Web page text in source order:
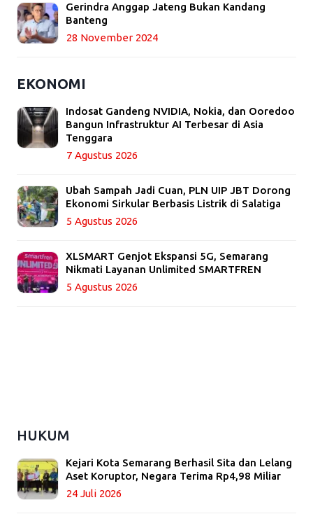
Gerindra Anggap Jateng Bukan Kandang
Banteng
28 November 2024
EKONOMI
Indosat Gandeng NVIDIA, Nokia, dan Ooredoo
Bangun Infrastruktur AI Terbesar di Asia
Tenggara
7 Agustus 2026
Ubah Sampah Jadi Cuan, PLN UIP JBT Dorong
Ekonomi Sirkular Berbasis Listrik di Salatiga
5 Agustus 2026
XLSMART Genjot Ekspansi 5G, Semarang
Nikmati Layanan Unlimited SMARTFREN
5 Agustus 2026
HUKUM
Kejari Kota Semarang Berhasil Sita dan Lelang
Aset Koruptor, Negara Terima Rp4,98 Miliar
24 Juli 2026